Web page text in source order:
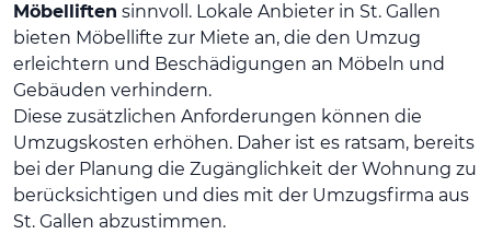
Möbelliften sinnvoll. Lokale Anbieter in St. Gallen
bieten Möbellifte zur Miete an, die den Umzug
erleichtern und Beschädigungen an Möbeln und
Gebäuden verhindern.
Diese zusätzlichen Anforderungen können die
Umzugskosten erhöhen. Daher ist es ratsam, bereits
bei der Planung die Zugänglichkeit der Wohnung zu
berücksichtigen und dies mit der Umzugsfirma aus
St. Gallen abzustimmen.